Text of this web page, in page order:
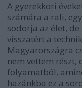
A gyerekkori
számára a rali,
sodorja az élet,
visszatért a
Magyarországra
nem vettem
folyamatból,
hazánkba ez a